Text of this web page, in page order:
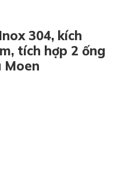
304, kích
tích hợp 2 ống
Moen